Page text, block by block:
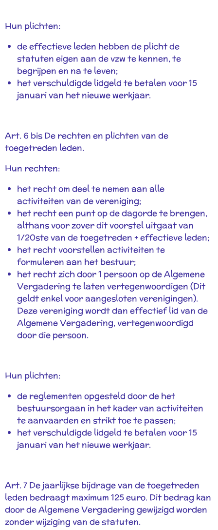
Hun plichten:
de effectieve leden hebben de plicht de
statuten eigen aan de vzw te kennen, te
begrijpen en na te leven;
het verschuldigde lidgeld te betalen voor 15
januari van het nieuwe werkjaar.
Art. 6 bis De rechten en plichten van de
toegetreden leden.
Hun rechten:
het recht om deel te nemen aan alle
activiteiten van de vereniging;
het recht een punt op de dagorde te brengen,
althans voor zover dit voorstel uitgaat van
1/20ste van de toegetreden + effectieve leden;
het recht voorstellen activiteiten te
formuleren aan het bestuur;
het recht zich door 1 persoon op de Algemene
Vergadering te laten vertegenwoordigen (Dit
geldt enkel voor aangesloten verenigingen).
Deze vereniging wordt dan effectief lid van de
Algemene Vergadering, vertegenwoordigd
door die persoon.
Hun plichten:
de reglementen opgesteld door de het
bestuursorgaan in het kader van activiteiten
te aanvaarden en strikt toe te passen;
het verschuldigde lidgeld te betalen voor 15
januari van het nieuwe werkjaar.
Art. 7 De jaarlijkse bijdrage van de toegetreden
leden bedraagt maximum 125 euro. Dit bedrag kan
door de Algemene Vergadering gewijzigd worden
zonder wijziging van de statuten.